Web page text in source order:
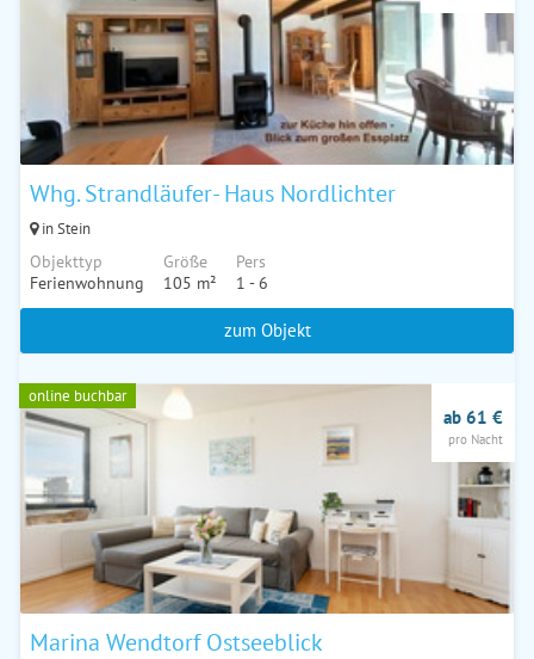
Whg. Strandläufer- Haus Nordlichter
in Stein
Objekttyp
Ferienwohnung
Größe
105 m²
Pers
1 - 6
zum Objekt
online buchbar
Marina Wendtorf Ostseeblick
ab 61 €
pro Nacht